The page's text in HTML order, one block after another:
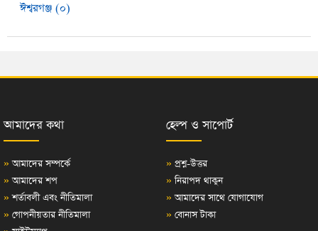
ঈশ্বরগঞ্জ (০)
আমাদের কথা
» আমাদের সম্পর্কে
» আমাদের শপ
» শর্তাবলী এবং নীতিমালা
» গোপনীয়তার নীতিমালা
হেল্প ও সাপোর্ট
» প্রশ্ন-উত্তর
» নিরাপদ থাকুন
» আমাদের সাথে যোগাযোগ
» বোনাস টাকা